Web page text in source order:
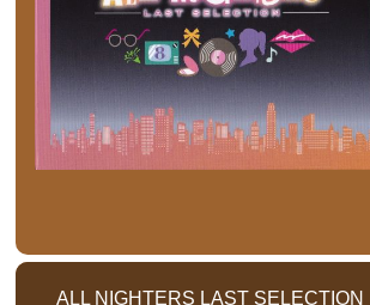
ALL NIGHTERS LAST SELECTION